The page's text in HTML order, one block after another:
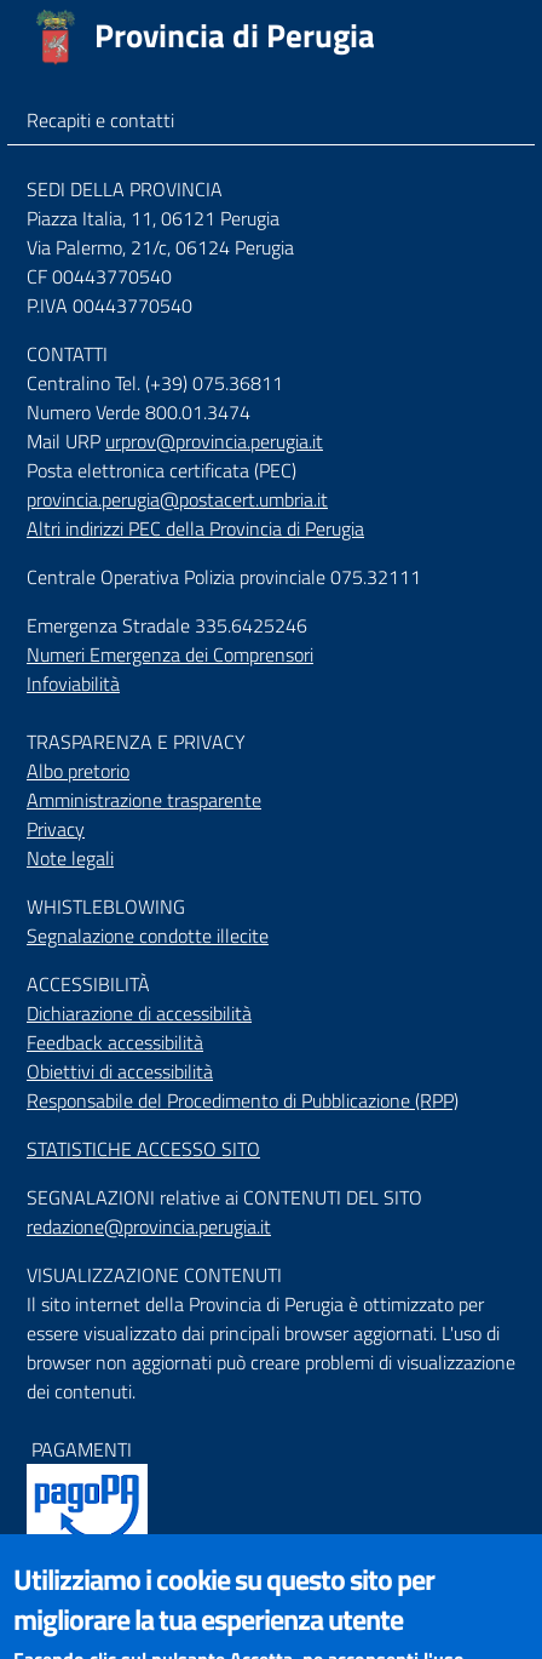
Provincia di Perugia
Recapiti e contatti
SEDI DELLA PROVINCIA
Piazza Italia, 11, 06121 Perugia
Via Palermo, 21/c, 06124 Perugia
CF 00443770540
P.IVA 00443770540
CONTATTI
Centralino Tel. (+39) 075.36811
Numero Verde 800.01.3474
Mail URP urprov@provincia.perugia.it
Posta elettronica certificata (PEC)
provincia.perugia@postacert.umbria.it
Altri indirizzi PEC della Provincia di Perugia
Centrale Operativa Polizia provinciale 075.32111
Emergenza Stradale 335.6425246
Numeri Emergenza dei Comprensori
Infoviabilità
TRASPARENZA E PRIVACY
Albo pretorio
Amministrazione trasparente
Privacy
Note legali
WHISTLEBLOWING
Segnalazione condotte illecite
ACCESSIBILITÀ
Dichiarazione di accessibilità
Feedback accessibilità
Obiettivi di accessibilità
Responsabile del Procedimento di Pubblicazione (RPP)
STATISTICHE ACCESSO SITO
SEGNALAZIONI relative ai CONTENUTI DEL SITO
redazione@provincia.perugia.it
VISUALIZZAZIONE CONTENUTI
Il sito internet della Provincia di Perugia è ottimizzato per
essere visualizzato dai principali browser aggiornati. L'uso di
browser non aggiornati può creare problemi di visualizzazione
dei contenuti.
PAGAMENTI
SOCIAL NETWORKS
Pagina Facebook
Profilo Instagram
Utilizziamo i cookie su questo sito per
migliorare la tua esperienza utente